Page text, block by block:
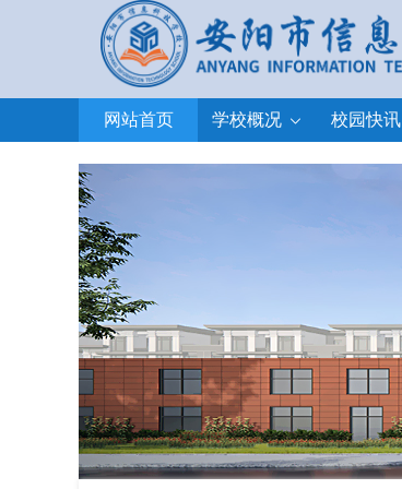
网站首页 学校概况 校园快讯